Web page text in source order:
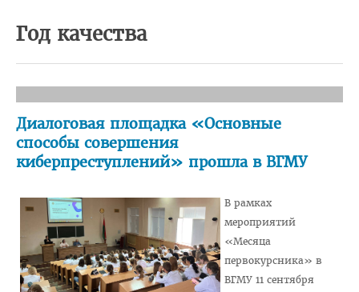
Педиатрический факультет
Довузовской подготовки
ФПКиП по педагогике и психологии
Кафедры
Подразделения
Система менеджмента качества
Год качества
Диалоговая площадка «Основные
способы совершения
киберпреступлений» прошла в ВГМУ
В рамках
мероприятий
«Месяца
первокурсника» в
ВГМУ 11 сентября